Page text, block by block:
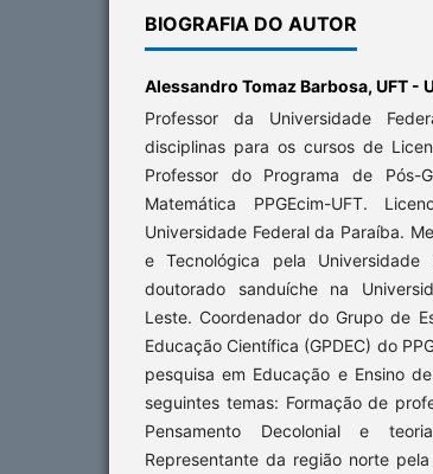
BIOGRAFIA DO AUTOR
Alessandro Tomaz Barbosa, UFT -
Professor da Universidade
disciplinas para os cursos de
Professor do Programa de Pós-
Matemática PPGEcim-UFT.
Universidade Federal da Paraíba.
e Tecnológica pela Universidade
doutorado sanduíche na
Leste. Coordenador do Grupo de
Educação Científica (GPDEC) do
pesquisa em Educação e Ensino
seguintes temas: Formação de
Pensamento Decolonial e
Representante da região norte